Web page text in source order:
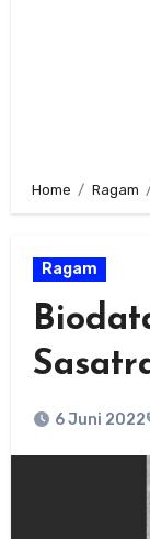
Home Ragam
Ragam
6 Juni 2022